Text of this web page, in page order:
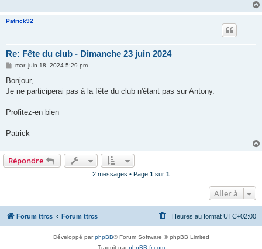
Patrick92
Re: Fête du club - Dimanche 23 juin 2024
M
s
a
mar. juin 18, 2024 5:29 pm
Bonjour,
Je ne participerai pas à la fête du club n'étant pas sur Antony.
Profitez-en bien
Patrick
Répondre
2 messages • Page 1 sur 1
Aller à
Forum ttrcs Forum ttrcs Heures au format UTC+02:00
Développé parphpBB® Forum Software © phpBB Limited
Traduit parphpBB-fr.com